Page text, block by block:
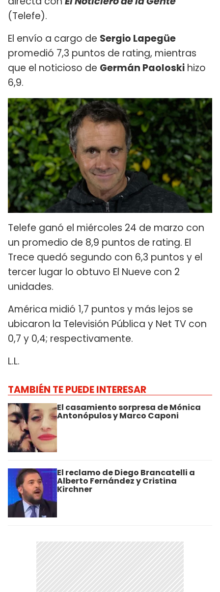
(Telefe).
El envío a cargo de Sergio Lapegüe
promedió 7,3 puntos de rating, mientras
que el noticioso de Germán Paoloski hizo
6,9.
Telefe ganó el miércoles 24 de marzo con
un promedio de 8,9 puntos de rating. El
Trece quedó segundo con 6,3 puntos y el
tercer lugar lo obtuvo El Nueve con 2
unidades.
América midió 1,7 puntos y más lejos se
ubicaron la Televisión Pública y Net TV con
0,7 y 0,4; respectivamente.
L.L.
TAMBIÉN TE PUEDE INTERESAR
El casamiento sorpresa de Mónica
Antonópulos y Marco Caponi
El reclamo de Diego Brancatelli a
Alberto Fernández y Cristina
Kirchner